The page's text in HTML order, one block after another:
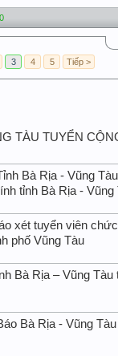
3 4 5 Tiếp >
TÀU TUYỂN
Bà Rịa - Vũng
tỉnh Bà Rịa - Vũng
xét tuyển viên
phố Vũng Tàu
Bà Rịa – Vũng
Bà Rịa - Vũng